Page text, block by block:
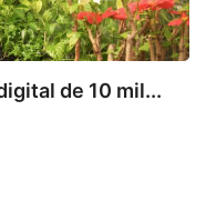
de 10 mil...